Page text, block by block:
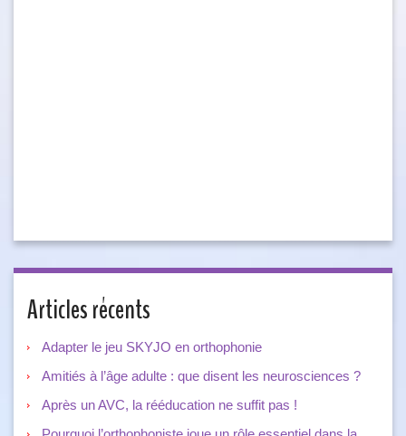
Articles récents
Adapter le jeu SKYJO en orthophonie
Amitiés à l’âge adulte : que disent les neurosciences ?
Après un AVC, la rééducation ne suffit pas !